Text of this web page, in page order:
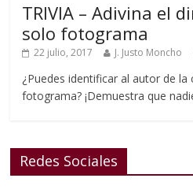
TRIVIA – Adivina el
solo fotograma
22 julio, 2017 J. Justo Moncho
¿Puedes identificar al autor de la
fotograma? ¡Demuestra que
Redes Sociales